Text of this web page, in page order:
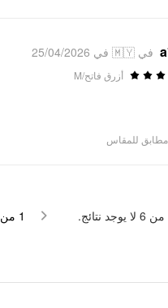
في 🇲🇾 في 25/04/2026
أزرق فاتح/M
مطابق للمقاس
من 6 لا يوجد نتائج. 1 من